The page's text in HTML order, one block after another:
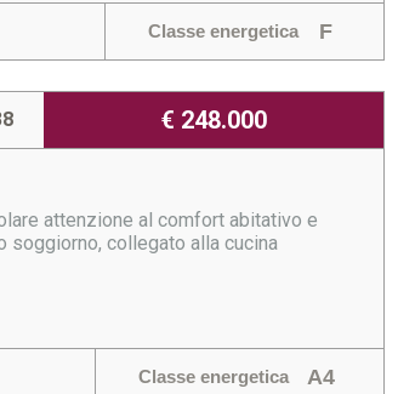
Classe energetica F
€ 248.000
attenzione al comfort abitativo e
soggiorno, collegato alla cucina
Classe energetica A4